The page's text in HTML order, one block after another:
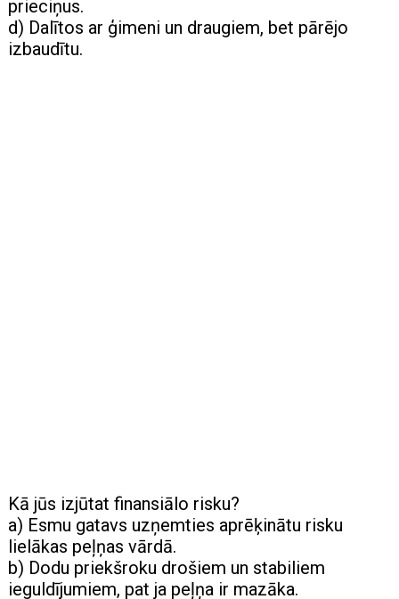
prieciņus.
d) Dalītos ar ģimeni un draugiem, bet pārējo
izbaudītu.
Kā jūs izjūtat finansiālo risku?
a) Esmu gatavs uzņemties aprēķinātu risku
lielākas peļņas vārdā.
b) Dodu priekšroku drošiem un stabiliem
ieguldījumiem, pat ja peļņa ir mazāka.